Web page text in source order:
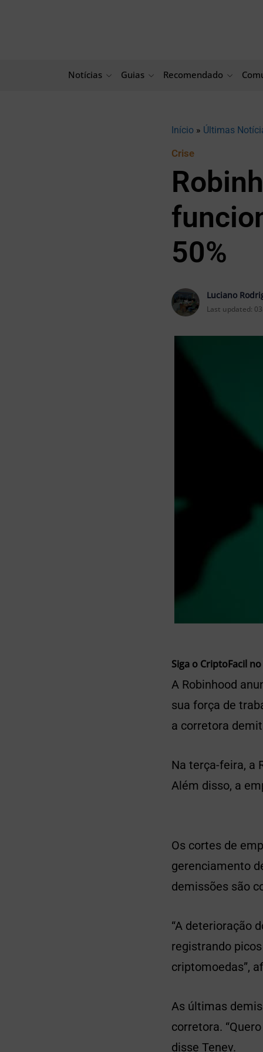
Notícias Guias Recomendado
Início » Últimas
Crise
50%
Luciano
Last updated:
Siga o CriptoFacil no
A Robinhood
sua força de
a corretora
Na terça-feira, a
Além disso, a
Os cortes de
gerenciamento
demissões são
“A deterioração
registrando
criptomoedas”,
As últimas
corretora.
disse Tenev.